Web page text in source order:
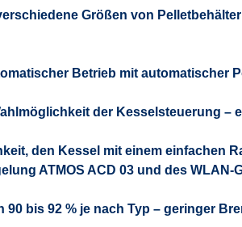
Größen von
Betrieb mit automatischer
der Kesselsteuerung –
den Kessel mit einem einfachen
ATMOS ACD 03 und des WLAN-
90 bis 92 % je nach Typ – geringer